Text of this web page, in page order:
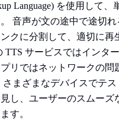
Language) を使用して
音声が文の途中で途切
クに分割して、適切に再
TTS サービスではインタ
リではネットワークの問
さまざまなデバイスでテ
し、ユーザーのスムーズ
す。